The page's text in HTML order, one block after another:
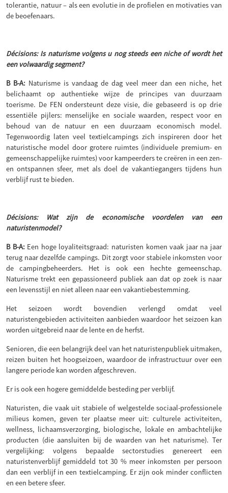
tolerantie, natuur – als een evolutie in de profielen en motivaties van
de beoefenaars.
Décisions: Is naturisme volgens u nog steeds een niche of wordt het
een volwaardig segment?
B B-A: Naturisme is vandaag de dag veel meer dan een niche, het
belichaamt op authentieke wijze de principes van duurzaam
toerisme. De FEN ondersteunt deze visie, die gebaseerd is op drie
essentiële pijlers: menselijke en sociale waarden, respect voor en
behoud van de natuur en een duurzaam economisch model.
Tegenwoordig laten veel textielcampings zich inspireren door het
naturistische model door grotere ruimtes (individuele premium- en
gemeenschappelijke ruimtes) voor kampeerders te creëren in een zen-
en ontspannen sfeer, met als doel de vakantiegangers tijdens hun
verblijf rust te bieden.
Décisions: Wat zijn de economische voordelen van een
naturistenmodel?
B B-A:Een hoge loyaliteitsgraad: naturisten komen vaak jaar na jaar
terug naar dezelfde campings. Dit zorgt voor stabiele inkomsten voor
de campingbeheerders. Het is ook een hechte gemeenschap.
Naturisme trekt een gepassioneerd publiek aan dat op zoek is naar
een levensstijl en niet alleen naar een vakantiebestemming.
Het seizoen wordt bovendien verlengd omdat veel
naturistengebieden activiteiten aanbieden waardoor het seizoen kan
worden uitgebreid naar de lente en de herfst.
Senioren, die een belangrijk deel van het naturistenpubliek uitmaken,
reizen buiten het hoogseizoen, waardoor de infrastructuur over een
langere periode kan worden afgeschreven.
Er is ook een hogere gemiddelde besteding per verblijf.
Naturisten, die vaak uit stabiele of welgestelde sociaal-professionele
milieus komen, geven ter plaatse meer uit: culturele activiteiten,
wellness, lichaamsverzorging, biologische, lokale en ambachtelijke
producten (die aansluiten bij de waarden van het naturisme). Ter
vergelijking: volgens bepaalde sectorstudies genereert een
naturistenverblijf gemiddeld tot 30 % meer inkomsten per persoon
dan een verblijf in een textielcamping. Er zijn ook minder conflicten
en een betere sfeer.